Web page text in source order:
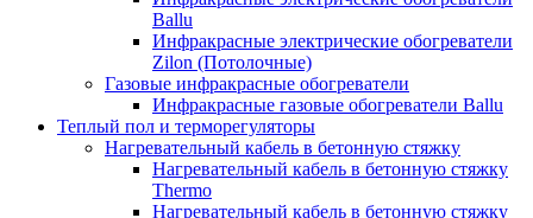
Ballu
Инфракрасные электрические обогреватели
Zilon (Потолочные)
Газовые инфракрасные обогреватели
Инфракрасные газовые обогреватели Ballu
Теплый пол и терморегуляторы
Нагревательный кабель в бетонную стяжку
Нагревательный кабель в бетонную стяжку
Thermo
Нагревательный кабель в бетонную стяжку